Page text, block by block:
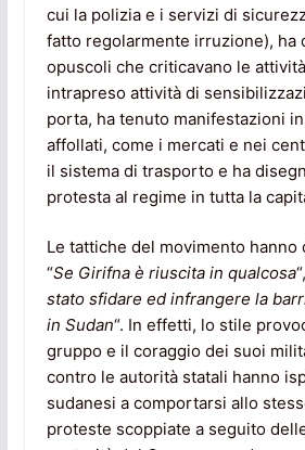
cui la polizia e i servizi di
fatto regolarmente irruzione), ha
opuscoli che criticavano le
intrapreso attività di
porta, ha tenuto manifestazioni
affollati, come i mercati e nei
il sistema di trasporto e ha
protesta al regime in tutta la
Le tattiche del movimento hanno
“Se Girifna è riuscita in qualcosa
stato sfidare ed infrangere la
in Sudan“. In effetti, lo stile
gruppo e il coraggio dei suoi
contro le autorità statali hanno
sudanesi a comportarsi allo
proteste scoppiate a seguito